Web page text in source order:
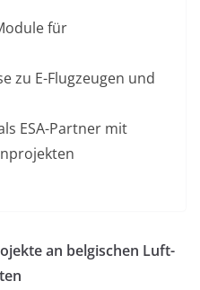
für
zu E-Flugzeugen und
ESA-Partner mit
an belgischen Luft-